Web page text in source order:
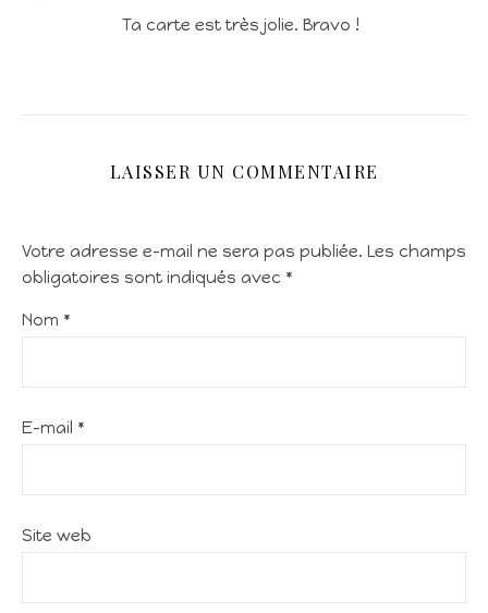
Ta carte est très jolie. Bravo !
LAISSER UN COMMENTAIRE
Votre adresse e-mail ne sera pas publiée. Les champs
obligatoires sont indiqués avec *
Nom *
E-mail *
Site web